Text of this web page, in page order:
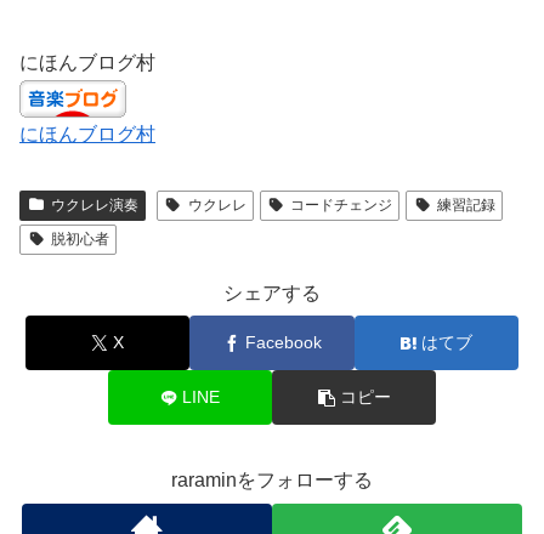
にほんブログ村
にほんブログ村
ウクレレ演奏 ウクレレ コードチェンジ
練習記録
脱初心者
シェアする
X Facebook はてブ
LINE コピー
raraminをフォローする